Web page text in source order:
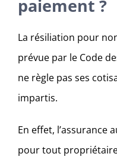
paiement ?
La résiliation pour
prévue par le Code
ne règle pas ses
impartis.
En effet, l’assurance
pour tout